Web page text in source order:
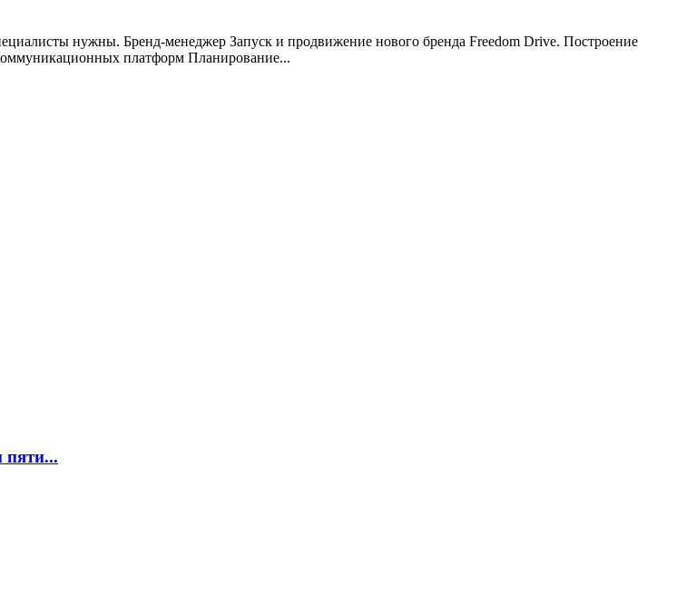
нужны. Бренд-менеджер Запуск и продвижение нового бренда Freedom Drive. Построение
платформ Планирование...
пяти...